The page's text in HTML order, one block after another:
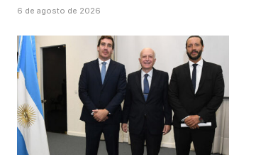
6 de agosto de 2026